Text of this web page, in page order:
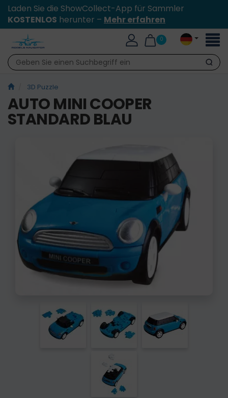
Laden Sie die ShowCollect-App für Sammler
KOSTENLOS herunter – Mehr erfahren
0
Suche
3D Puzzle
AUTO MINI COOPER
STANDARD BLAU